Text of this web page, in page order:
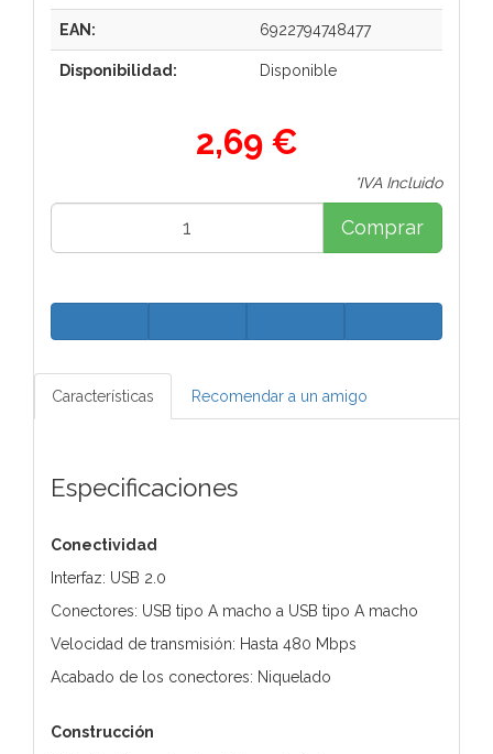
EAN: 6922794748477
Disponibilidad: Disponible
2,69 €
*IVA Incluido
Comprar
Características Recomendar a un amigo
Especificaciones
Conectividad
Interfaz: USB 2.0
Conectores: USB tipo A macho a USB tipo A macho
Velocidad de transmisión: Hasta 480 Mbps
Acabado de los conectores: Niquelado
Construcción